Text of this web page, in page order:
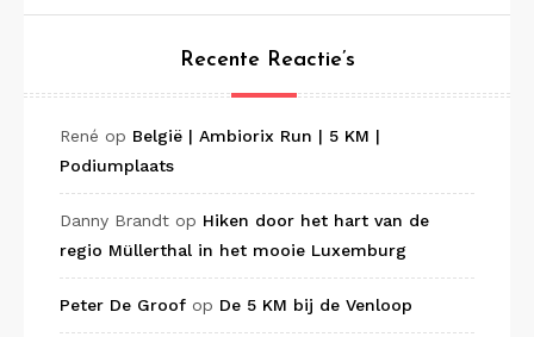
Recente Reactie’s
René op België | Ambiorix Run | 5 KM |
Podiumplaats
Danny Brandt op Hiken door het hart van de
regio Müllerthal in het mooie Luxemburg
Peter De Groof op De 5 KM bij de Venloop